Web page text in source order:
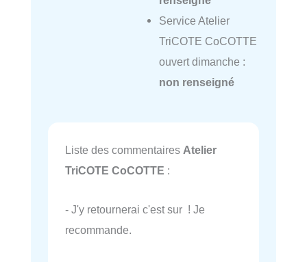
Service Atelier
TriCOTE CoCOTTE
ouvert dimanche :
non renseigné
Liste des commentaires Atelier
TriCOTE CoCOTTE :
- J'y retournerai c'est sur ! Je
recommande.